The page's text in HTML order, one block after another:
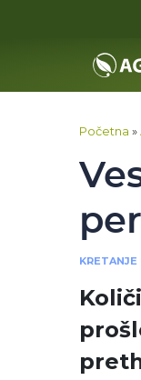
Početna »
KRETANJE